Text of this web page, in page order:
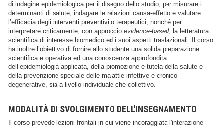
di indagine epidemiologica per il disegno dello studio, per misurare i
determinanti di salute, indagare le relazioni causa-effetto e valutare
l’efficacia degli interventi preventivi o terapeutici, nonché per
interpretare criticamente, con approccio evidence-based, la letteratura
scientifica di interesse biomedico ed i suoi aspetti traslazionali. Il corso
ha inoltre l’obiettivo di fornire allo studente una solida preparazione
scientifica e operativa ed una conoscenza approfondita
dell’epidemiologia applicata, della promozione e tutela della salute e
della prevenzione speciale delle malattie infettive e cronico-
degenerative, sia a livello individuale che collettivo.
MODALITÀ DI SVOLGIMENTO DELL'INSEGNAMENTO
Il corso prevede lezioni frontali in cui viene incoraggiata l'interazione